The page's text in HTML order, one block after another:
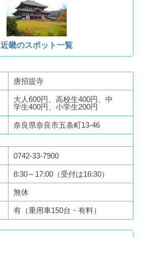
近畿のスポット一覧
唐招提寺
大人600円、高校生400円、中
学生400円、小学生200円
奈良県奈良市五条町13-46
0742-33-7900
8:30～17:00（受付は16:30）
無休
有（乗用車150台・有料）